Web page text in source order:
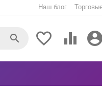
Наш блог

 
